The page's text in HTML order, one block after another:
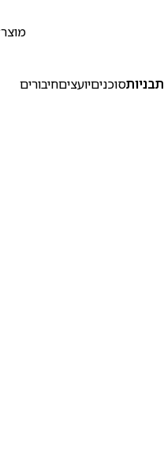
מוצר
תבניותסוכניםיועציםחיבורים